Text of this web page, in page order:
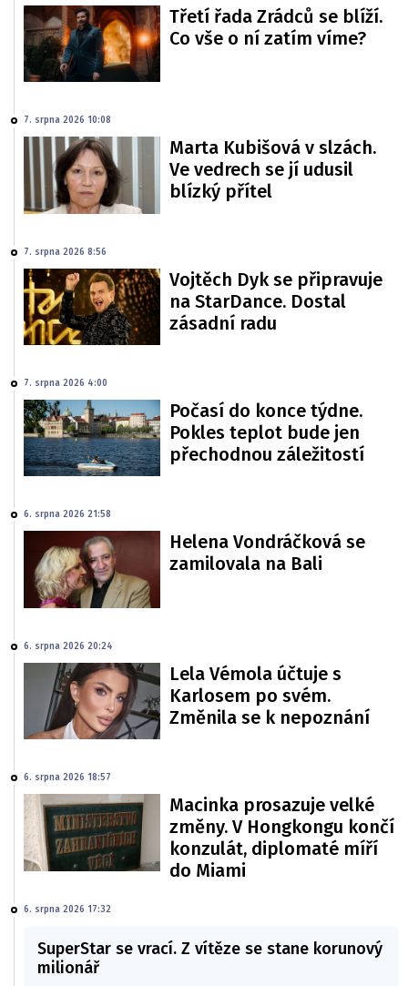
Třetí řada Zrádců se blíží.
Co vše o ní zatím víme?
7. srpna 2026 10:08
Marta Kubišová v slzách.
Ve vedrech se jí udusil
blízký přítel
7. srpna 2026 8:56
Vojtěch Dyk se připravuje
na StarDance. Dostal
zásadní radu
7. srpna 2026 4:00
Počasí do konce týdne.
Pokles teplot bude jen
přechodnou záležitostí
6. srpna 2026 21:58
Helena Vondráčková se
zamilovala na Bali
6. srpna 2026 20:24
Lela Vémola účtuje s
Karlosem po svém.
Změnila se k nepoznání
6. srpna 2026 18:57
Macinka prosazuje velké
změny. V Hongkongu končí
konzulát, diplomaté míří
do Miami
6. srpna 2026 17:32
SuperStar se vrací. Z vítěze se stane korunový
milionář